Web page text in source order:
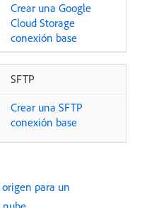
Crear una Google
Cloud Storage
conexión base
SFTP
Crear una SFTP
conexión base
para un